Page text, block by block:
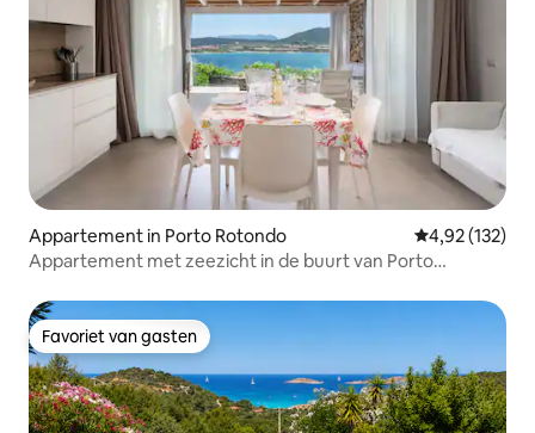
Appartement in Porto Rotondo Gemiddelde
4,92 (132)
Appartement met zeezicht in de buurt van Porto
Favoriet van gasten
Favoriet van gasten